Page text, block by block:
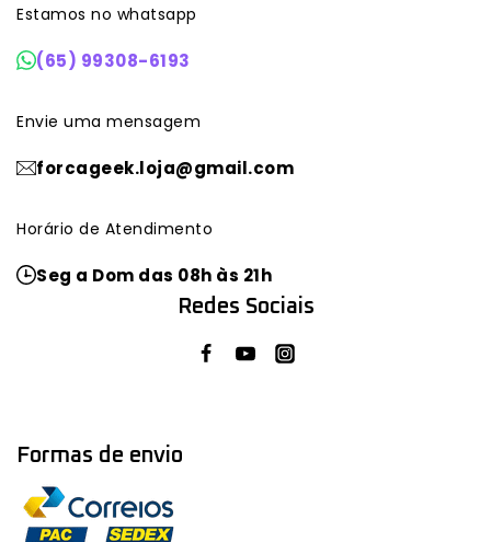
Estamos no whatsapp
(65) 99308-6193
Envie uma mensagem
forcageek.loja@gmail.com
Horário de Atendimento
Seg a Dom das 08h às 21h
Redes Sociais
Formas de envio